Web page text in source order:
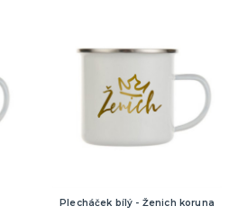
Plecháček bílý - Ženich koruna